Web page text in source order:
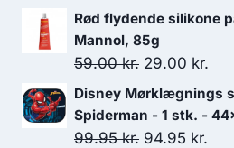
2,199.00
oprindelige
pris
var:
279.00 kr..
Rød flydende silikone
Mannol, 85g
59.00kr. Den
oprindelige
pris
var:
29.00 kr.
pris
Disney Mørklægnings
Spiderman - 1 stk. -
99.95kr. Den
94.95 kr.